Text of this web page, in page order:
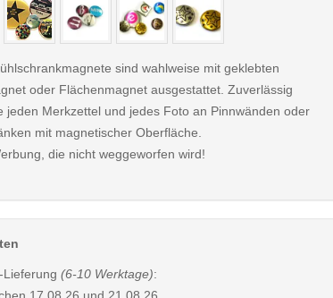
sind wahlweise mit geklebten
oder Flächenmagnet ausgestattet. Zuverlässig
jeden Merkzettel und jedes Foto an Pinnwänden oder
mit magnetischer Oberfläche.
die nicht weggeworfen wird!
Lieferung (6-10 Werktage):